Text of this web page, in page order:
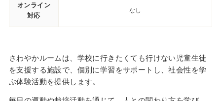
オンライン
対応
なし
さわやかルームは、学校に行きたくても行けない児童生徒
を支援する施設で、個別に学習をサポートし、社会性を学
ぶ体験活動を提供します。